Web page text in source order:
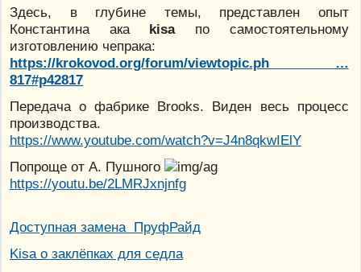
Здесь, в глубине темы, представлен опыт
Константина ака kisaпо самостоятельному
изготовлению чепрака:
https://krokovod.org/forum/viewtopic.ph …
817#p42817
Передача о фабрике Brooks. Виден весь процесс
производства.
https://www.youtube.com/watch?v=J4n8qkwIElY
Попроще от А. Пушного
https://youtu.be/2LMRJxnjnfg
Доступная замена ПруфРайд
Kisa о заклёпках для седла